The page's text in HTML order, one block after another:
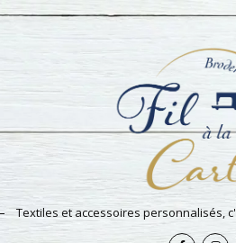
Textiles et accessoires personnalisés,